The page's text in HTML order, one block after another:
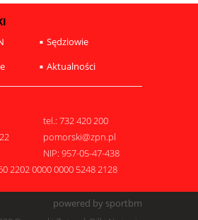
Sędziowie
Aktualności
tel.: 732 420 200
pomorski@zpn.pl
NIP: 957-05-47-438
2202 0000 0000 5248 2128
powered by sportbm